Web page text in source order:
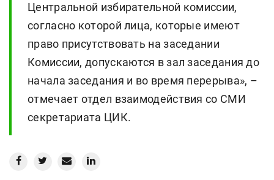
Центральной избирательной комиссии,
согласно которой лица, которые имеют
право присутствовать на заседании
Комиссии, допускаются в зал заседания до
начала заседания и во время перерыва», –
отмечает отдел взаимодействия со СМИ
секретариата ЦИК.